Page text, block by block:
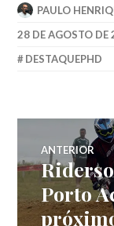
PAULO
28 DE AGOSTO DE
DESTAQUEPHD
ANTERIOR
Porto